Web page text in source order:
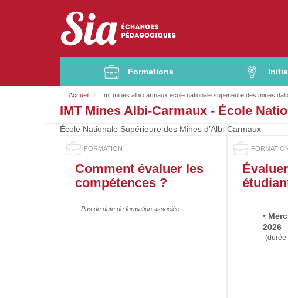
Formations
F
i
l
Accueil Imt mines albi carmaux ecole nationale superieure des mines
IMT Mines Albi-Carmaux - École
École Nationale Supérieure des Mines d’Albi-Carmaux
Comment évaluer les
compétences ?
Pas de date de formation associée.
date
:
•
2026
(durée